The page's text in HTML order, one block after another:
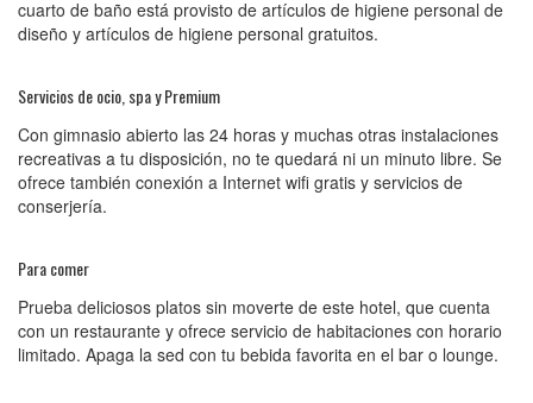
cuarto de baño está provisto de artículos de higiene personal de
diseño y artículos de higiene personal gratuitos.
Servicios de ocio, spa y Premium
Con gimnasio abierto las 24 horas y muchas otras instalaciones
recreativas a tu disposición, no te quedará ni un minuto libre. Se
ofrece también conexión a Internet wifi gratis y servicios de
conserjería.
Para comer
Prueba deliciosos platos sin moverte de este hotel, que cuenta
con un restaurante y ofrece servicio de habitaciones con horario
limitado. Apaga la sed con tu bebida favorita en el bar o lounge.